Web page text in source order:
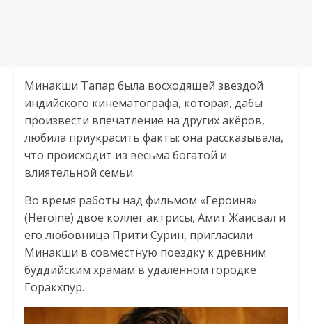
Минакши Тапар была восходящей звездой
индийского кинематографа, которая, дабы
произвести впечатление на других акёров,
любила приукрасить факты: она рассказывала,
что происходит из весьма богатой и
влиятельной семьи.
Во время работы над фильмом «Героиня»
(Heroine) двое коллег актрисы, Амит Жаисвал и
его любовница Прити Сурин, пригласили
Минакши в совместную поездку к древним
буддийским храмам в удалённом городке
Горакхпур.